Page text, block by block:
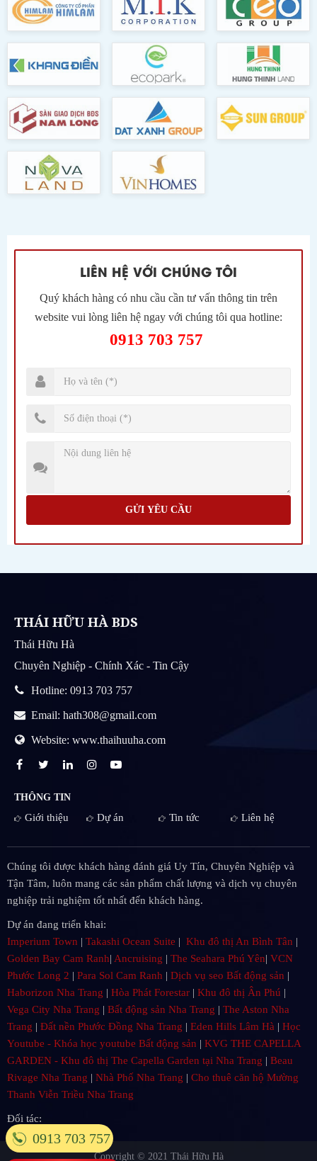
0913 703 757
LIÊN HỆ VỚI CHÚNG TÔI
Quý khách hàng có nhu cầu cần tư vấn thông tin trên
website vui lòng liên hệ ngay với chúng tôi qua hotline:
0913 703 757
GỬI YÊU CẦU
THÁI HỮU HÀ BDS
Thái Hữu Hà
Chuyên Nghiệp - Chính Xác - Tin Cậy
Hotline: 0913 703 757
Email: hath308@gmail.com
Website: www.thaihuuha.com
THÔNG TIN
Giới thiệu Dự án Tin tức Liên hệ
Chúng tôi được khách hàng đánh giá Uy Tín, Chuyên Nghiệp và
Tận Tâm, luôn mang các sản phẩm chất lượng và dịch vụ chuyên
nghiệp trải nghiệm tốt nhất đến khách hàng.
Dự án đang triển khai:
Imperium Town | Takashi Ocean Suite | Khu đô thị An Bình Tân |
Golden Bay Cam Ranh| Ancruising | The Seahara Phú Yên| VCN
Phước Long 2 | Para Sol Cam Ranh | Dịch vụ seo Bất động sản |
Haborizon Nha Trang | Hòa Phát Forestar | Khu đô thị Ân Phú |
Vega City Nha Trang | Bất động sản Nha Trang | The Aston Nha
Trang | Đất nền Phước Đồng Nha Trang | Eden Hills Lâm Hà | Học
Youtube - Khóa học youtube Bất động sản | KVG THE CAPELLA
GARDEN - Khu đô thị The Capella Garden tại Nha Trang | Beau
Rivage Nha Trang | Nhà Phố Nha Trang | Cho thuê căn hộ Mường
Thanh Viễn Triều Nha Trang
Đối tác:
Copyright © 2021 Thái Hữu Hà